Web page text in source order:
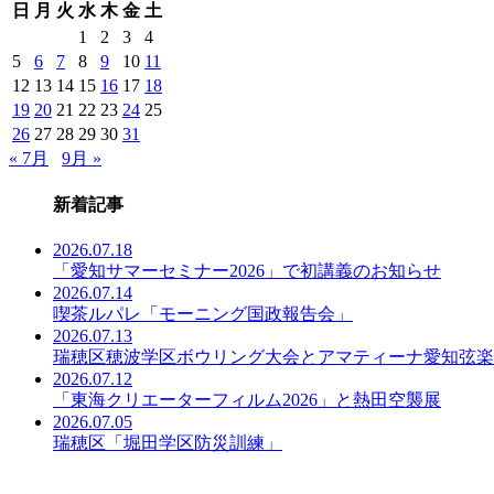
事
覧
日
月 火 水 木 金 土
1
2 3
4
5
6 7 8 9 10 11
12 13 14 15 16 17 18
19 20 21 22 23 24 25
26 27 28 29 30 31
« 7月
9月 »
新着記事
2026.07.18
「愛知サマーセミナー2026」で初講義のお知らせ
2026.07.14
喫茶ルパレ「モーニング国政報告会」
2026.07.13
瑞穂区穂波学区ボウリング大会とアマティーナ愛知弦
2026.07.12
「東海クリエーターフィルム2026」と熱田空襲展
2026.07.05
瑞穂区「堀田学区防災訓練」